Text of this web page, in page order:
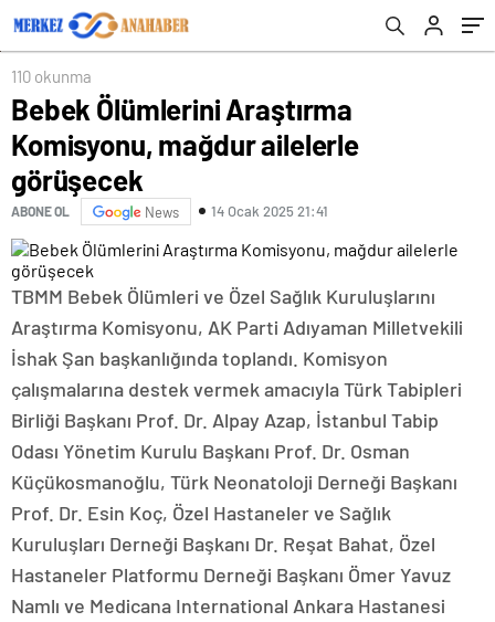
110 okunma
Bebek Ölümlerini Araştırma
Komisyonu, mağdur ailelerle
görüşecek
ABONE OL News 14 Ocak 2025 21:41
TBMM Bebek Ölümleri ve Özel Sağlık Kuruluşlarını
Araştırma Komisyonu, AK Parti Adıyaman Milletvekili
İshak Şan başkanlığında toplandı. Komisyon
çalışmalarına destek vermek amacıyla Türk Tabipleri
Birliği Başkanı Prof. Dr. Alpay Azap, İstanbul Tabip
Odası Yönetim Kurulu Başkanı Prof. Dr. Osman
Küçükosmanoğlu, Türk Neonatoloji Derneği Başkanı
Prof. Dr. Esin Koç, Özel Hastaneler ve Sağlık
Kuruluşları Derneği Başkanı Dr. Reşat Bahat, Özel
Hastaneler Platformu Derneği Başkanı Ömer Yavuz
Namlı ve Medicana International Ankara Hastanesi